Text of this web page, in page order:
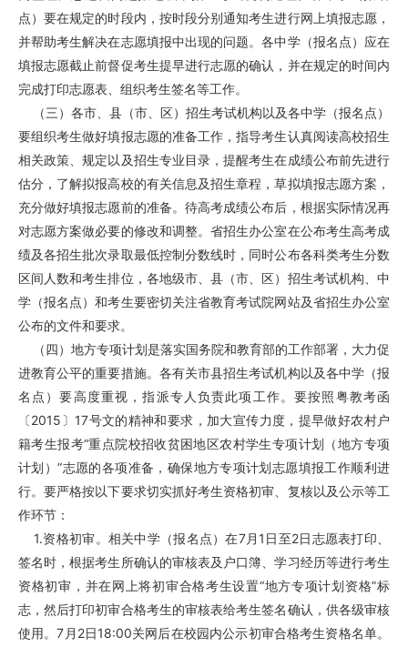
点）要在规定的时段内，按时段分别通知考生进行网上填报志愿，
并帮助考生解决在志愿填报中出现的问题。各中学（报名点）应在
填报志愿截止前督促考生提早进行志愿的确认，并在规定的时间内
完成打印志愿表、组织考生签名等工作。
（三）各市、县（市、区）招生考试机构以及各中学（报名点）
要组织考生做好填报志愿的准备工作，指导考生认真阅读高校招生
相关政策、规定以及招生专业目录，提醒考生在成绩公布前先进行
估分，了解拟报高校的有关信息及招生章程，草拟填报志愿方案，
充分做好填报志愿前的准备。待高考成绩公布后，根据实际情况再
对志愿方案做必要的修改和调整。省招生办公室在公布考生高考成
绩及各招生批次录取最低控制分数线时，同时公布各科类考生分数
区间人数和考生排位，各地级市、县（市、区）招生考试机构、中
学（报名点）和考生要密切关注省教育考试院网站及省招生办公室
公布的文件和要求。
（四）地方专项计划是落实国务院和教育部的工作部署，大力促
进教育公平的重要措施。各有关市县招生考试机构以及各中学（报
名点）要高度重视，指派专人负责此项工作。要按照粤教考函
〔2015〕17号文的精神和要求，加大宣传力度，提早做好农村户
籍考生报考“重点院校招收贫困地区农村学生专项计划（地方专项
计划）”志愿的各项准备，确保地方专项计划志愿填报工作顺利进
行。要严格按以下要求切实抓好考生资格初审、复核以及公示等工
作环节：
1.资格初审。相关中学（报名点）在7月1日至2日志愿表打印、
签名时，根据考生所确认的审核表及户口簿、学习经历等进行考生
资格初审，并在网上将初审合格考生设置“地方专项计划资格”标
志，然后打印初审合格考生的审核表给考生签名确认，供各级审核
使用。7月2日18:00关网后在校园内公示初审合格考生资格名单。